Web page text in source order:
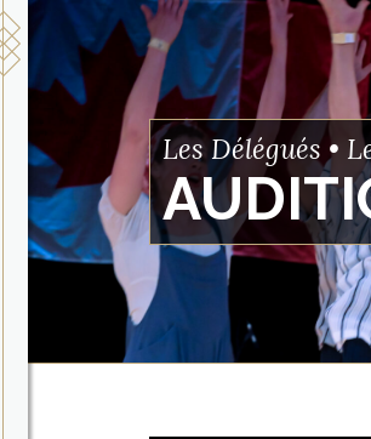
Les Délégués •